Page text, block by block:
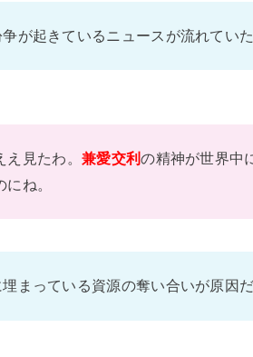
が起きているニュースが流れていた
え見たわ。 兼愛交利の精神が世界中
にね。
まっている資源の奪い合いが原因